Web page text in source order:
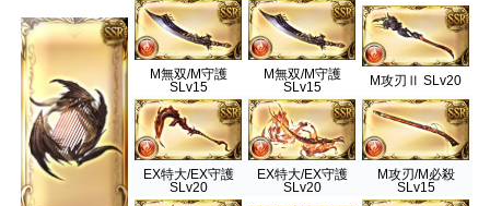
M無双/M守護
SLv15
M無双/M守護
SLv15
M攻刃Ⅱ SLv20
EX特大/EX守護
SLv20
EX特大/EX守護
SLv20
M攻刃/M必殺
SLv15